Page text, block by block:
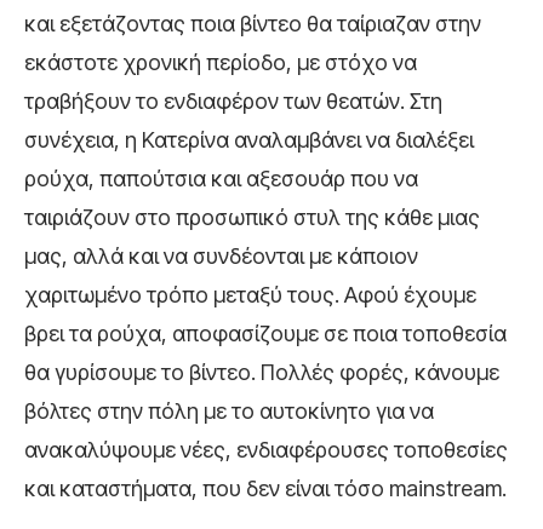
και εξετάζοντας ποια βίντεο θα ταίριαζαν στην
εκάστοτε χρονική περίοδο, με στόχο να
τραβήξουν το ενδιαφέρον των θεατών. Στη
συνέχεια, η Κατερίνα αναλαμβάνει να διαλέξει
ρούχα, παπούτσια και αξεσουάρ που να
ταιριάζουν στο προσωπικό στυλ της κάθε μιας
μας, αλλά και να συνδέονται με κάποιον
χαριτωμένο τρόπο μεταξύ τους. Αφού έχουμε
βρει τα ρούχα, αποφασίζουμε σε ποια τοποθεσία
θα γυρίσουμε το βίντεο. Πολλές φορές, κάνουμε
βόλτες στην πόλη με το αυτοκίνητο για να
ανακαλύψουμε νέες, ενδιαφέρουσες τοποθεσίες
και καταστήματα, που δεν είναι τόσο mainstream.